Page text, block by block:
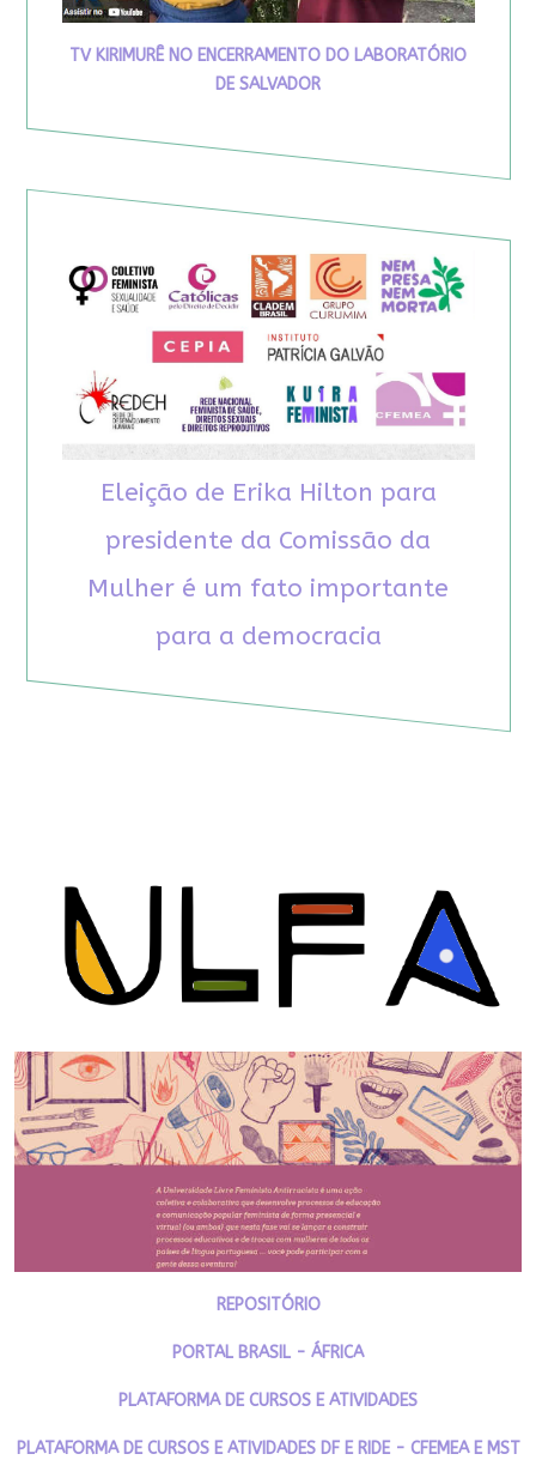
TV KIRIMURÊ NO ENCERRAMENTO DO LABORATÓRIO
DE SALVADOR
Eleição de Erika Hilton para
presidente da Comissão da
Mulher é um fato importante
para a democracia
REPOSITÓRIO
PORTAL BRASIL - ÁFRICA
PLATAFORMA DE CURSOS E ATIVIDADES
PLATAFORMA DE CURSOS E ATIVIDADES DF E RIDE - CFEMEA E MST